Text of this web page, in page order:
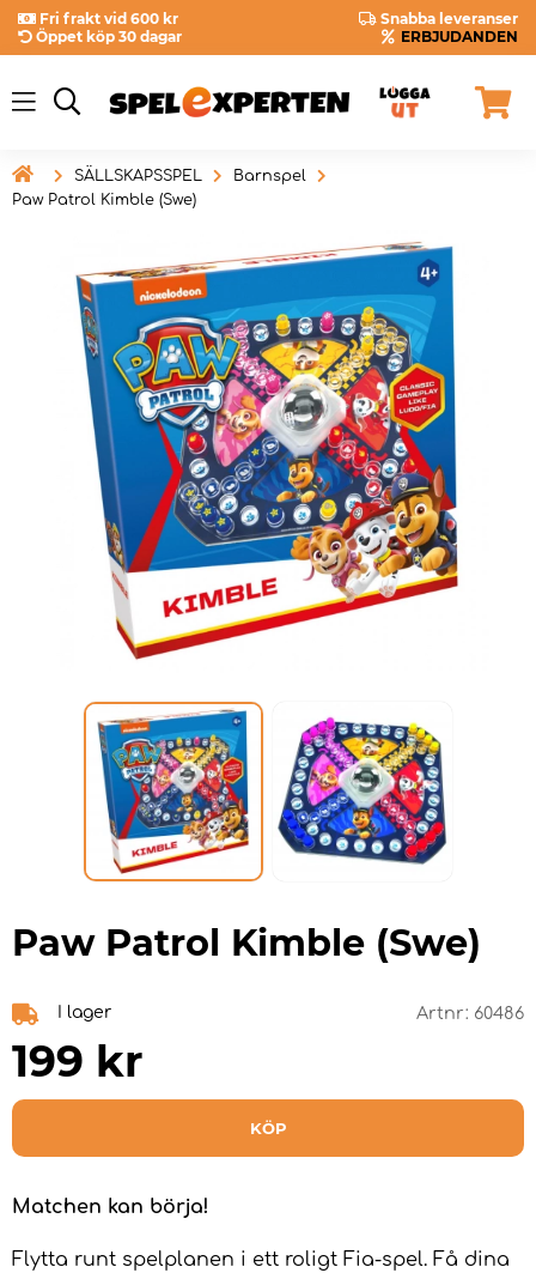
Fri frakt vid 600 kr
Snabba leveranser
Öppet köp 30 dagar
ERBJUDANDEN
 SÄLLSKAPSSPEL
Barnspel
Paw Patrol Kimble (Swe)
Paw Patrol Kimble (Swe)
I lager Artnr: 60486
199 kr
KÖP
Matchen kan börja!
Flytta runt spelplanen i ett roligt Fia-spel. Få dina